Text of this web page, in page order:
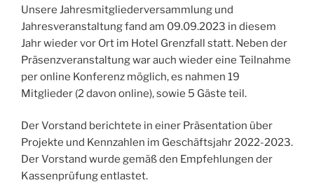
Unsere Jahresmitgliederversammlung und
Jahresveranstaltung fand am 09.09.2023 in diesem
Jahr wieder vor Ort im Hotel Grenzfall statt. Neben der
Präsenzveranstaltung war auch wieder eine Teilnahme
per online Konferenz möglich, es nahmen 19
Mitglieder (2 davon online), sowie 5 Gäste teil.
Der Vorstand berichtete in einer Präsentation über
Projekte und Kennzahlen im Geschäftsjahr 2022-2023.
Der Vorstand wurde gemäß den Empfehlungen der
Kassenprüfung entlastet.